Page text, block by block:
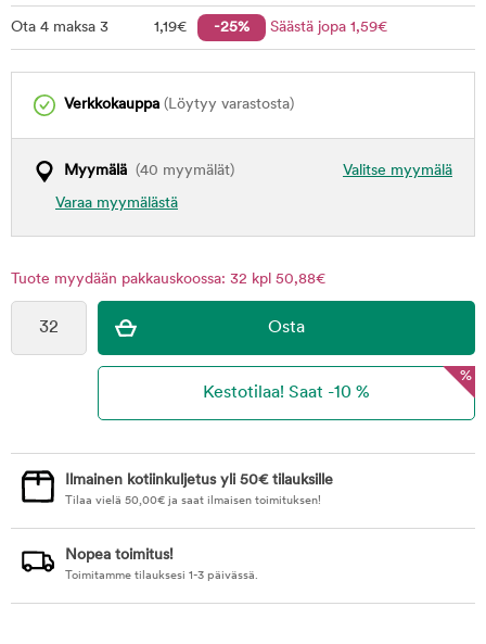
Ota 4 maksa 3 1,19€ -25% Säästä jopa 1,59€
Verkkokauppa (Löytyy varastosta)
Valitse myymälä
Myymälä (40 myymälät)
Varaa myymälästä
Tuote myydään pakkauskoossa: 32 kpl 50,88€
%
Ilmainen kotiinkuljetus yli 50€ tilauksille
Tilaa vielä 50,00€ ja saat ilmaisen toimituksen!
Nopea toimitus!
Toimitamme tilauksesi 1-3 päivässä.